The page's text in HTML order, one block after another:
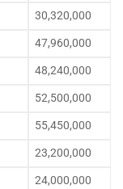
30,320,000
47,960,000
48,240,000
52,500,000
55,450,000
23,200,000
24,000,000